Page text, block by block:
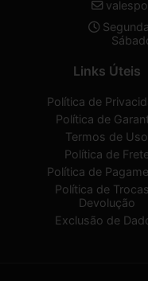
Links Úteis
Política de
Política de
Termos de Uso
Política de
Política de
Política de
Devolução
Exclusão de